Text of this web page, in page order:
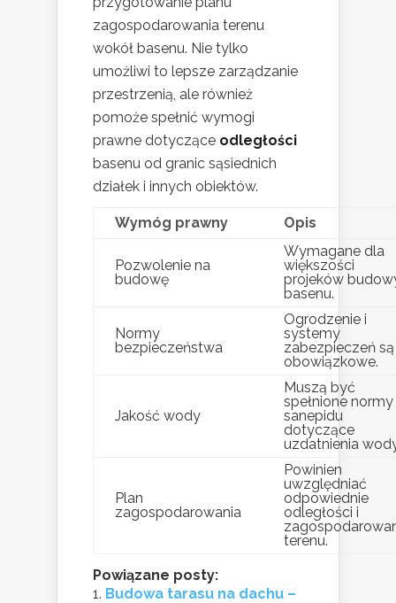
zagospodarowania terenu
wokół basenu. Nie tylko
umożliwi to lepsze zarządzanie
przestrzenią, ale również
pomoże spełnić wymogi
prawne dotyczące odległości
basenu od granic sąsiednich
działek i innych obiektów.
Wymóg prawny Opis
Pozwolenie na
budowę
Wymagane dla
większości
projeków
basenu.
Normy
bezpieczeństwa
Ogrodzenie i
systemy
zabezpieczeń są
obowiązkowe.
Jakość wody
Muszą być
spełnione normy
sanepidu
dotyczące
uzdatnienia
Plan
zagospodarowania
Powinien
uwzględniać
odpowiednie
odległości i
terenu.
Powiązane posty:
Budowa tarasu na dachu –